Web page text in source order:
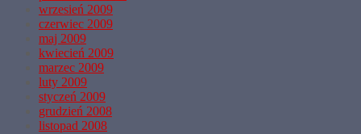
wrzesień 2009
czerwiec 2009
maj 2009
kwiecień 2009
marzec 2009
luty 2009
styczeń 2009
grudzień 2008
listopad 2008